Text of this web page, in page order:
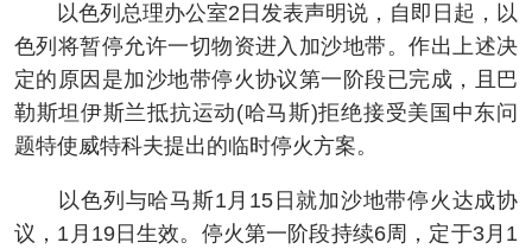
以色列总理办公室2日发表声明说，自即日起，以
色列将暂停允许一切物资进入加沙地带。作出上述决
定的原因是加沙地带停火协议第一阶段已完成，且巴
勒斯坦伊斯兰抵抗运动(哈马斯)拒绝接受美国中东问
题特使威特科夫提出的临时停火方案。
以色列与哈马斯1月15日就加沙地带停火达成协
议，1月19日生效。停火第一阶段持续6周，定于3月1